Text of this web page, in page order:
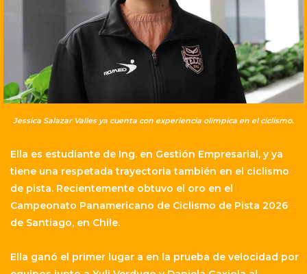
Jessica Salazar Valles ya cuenta con experiencia olímpica en el ciclismo.
Ella es estudiante de Ing. en Gestión Empresarial, y ya
tiene una respetada trayectoria también en el ciclismo
de pista. Recientemente obtuvo el oro en el
Campeonato Panamericano de Ciclismo de Pista 2026
de Santiago, en Chile.
Ella ganó el primer lugar a en la prueba de velocidad por